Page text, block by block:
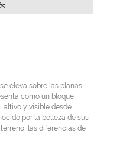
eleva sobre las planas
como un bloque
altivo y visible desde
por la belleza de sus
las diferencias de